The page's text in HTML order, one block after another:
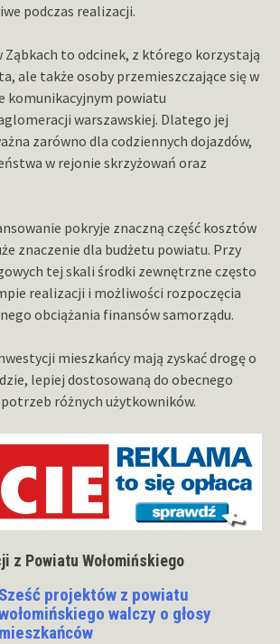
podczas realizacji.
Ząbkach to odcinek, z którego korzystają
ale także osoby przemieszczające się w
komunikacyjnym powiatu
warszawskiej. Dlatego jej
zarówno dla codziennych dojazdów,
w rejonie skrzyżowań oraz
pokryje znaczną część kosztów
znaczenie dla budżetu powiatu. Przy
tej skali środki zewnętrzne często
realizacji i możliwości rozpoczęcia
obciążania finansów samorządu.
mieszkańcy mają zyskać drogę o
lepiej dostosowaną do obecnego
różnych użytkowników.
z Powiatu Wołomińskiego
Sześć projektów z powiatu
walczy o głosy
mieszkańców